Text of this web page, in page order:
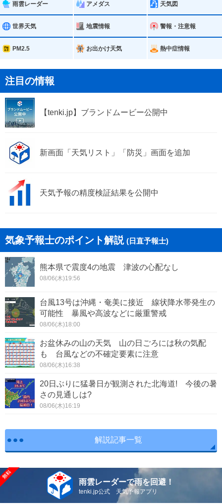
雨雲レーダー アメダス 天気図
世界天気 地震情報 警報・注意報
PM2.5 お出かけ天気 熱中症情報
注目の情報
【tenki.jp】ブランドムービー公開中
新画面「天気リスト」「防災」画面を追加
天気予報の精度検証結果を公開中
気象予報士のポイント解説 (日直予報士)
熊本県で震度4の地震 津波の心配なし
08/06(木)19:56
台風13号は沖縄・奄美に接近 線状降水帯発生の
可能性 暴風や高波などに厳重警戒
08/06(木)18:00
お盆休みの山の天気 山の日ごろには秋の気配
も 台風などの不確定要素に注意
08/06(木)16:38
20日ぶりに猛暑日が観測された北海道! 今後の暑
さの見通しは?
08/06(木)16:19
解説記事一覧
雨雲レーダーで雨を回避！
tenki.jp公式 天気予報アプリ